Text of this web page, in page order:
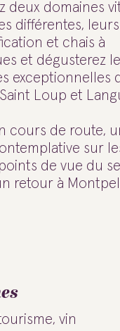
deux domaines
différentes,
et chais à
et dégusterez
exceptionnelles
Loup et
cours de route,
sur
de vue du
retour à
vin